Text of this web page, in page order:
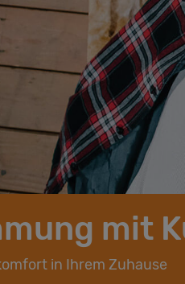
mit
in Ihrem Zuhause